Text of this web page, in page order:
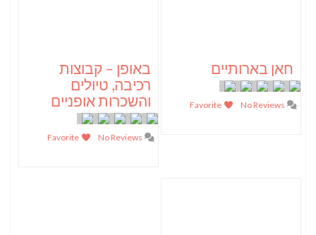
חאן בארותיים
באופן – קבוצות
רכיבה, טיולים
והשכרות אופניים